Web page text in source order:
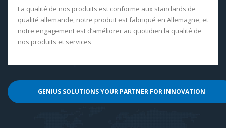
La qualité de nos produits est conforme aux standards de
qualité allemande, notre produit est fabriqué en Allemagne, et
notre engagement est d‘améliorer au quotidien la qualité de
nos produits et services
GENIUS SOLUTIONS YOUR PARTNER FOR INNOVATION